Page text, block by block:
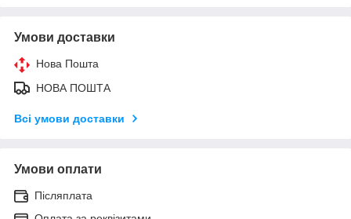
Умови доставки
Нова Пошта
НОВА ПОШТА
Всі умови доставки
Умови оплати
Післяплата